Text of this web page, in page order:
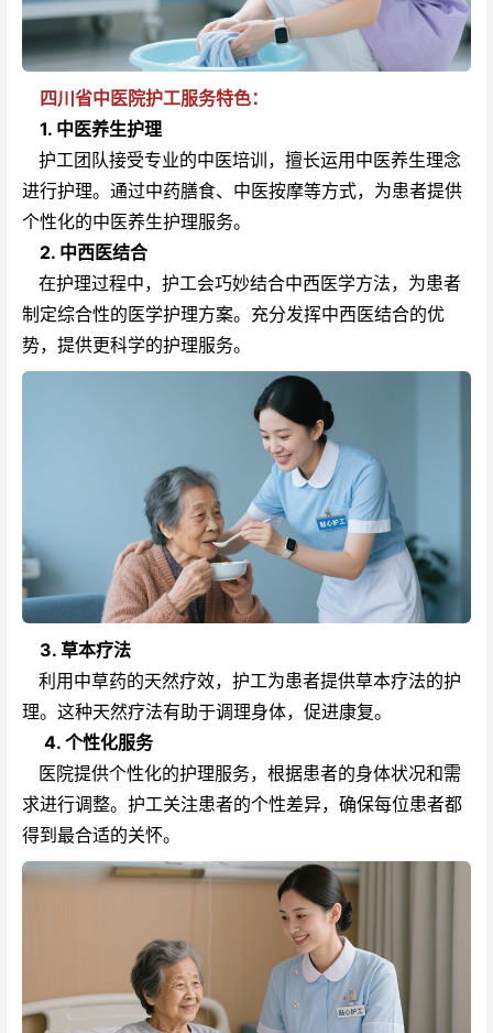
四川省中医院护工服务特色：
1. 中医养生护理
护工团队接受专业的中医培训，擅长运用中医养生理念
进行护理。通过中药膳食、中医按摩等方式，为患者提供
个性化的中医养生护理服务。
2. 中西医结合
在护理过程中，护工会巧妙结合中西医学方法，为患者
制定综合性的医学护理方案。充分发挥中西医结合的优
势，提供更科学的护理服务。
3. 草本疗法
利用中草药的天然疗效，护工为患者提供草本疗法的护
理。这种天然疗法有助于调理身体，促进康复。
4. 个性化服务
医院提供个性化的护理服务，根据患者的身体状况和需
求进行调整。护工关注患者的个性差异，确保每位患者都
得到最合适的关怀。